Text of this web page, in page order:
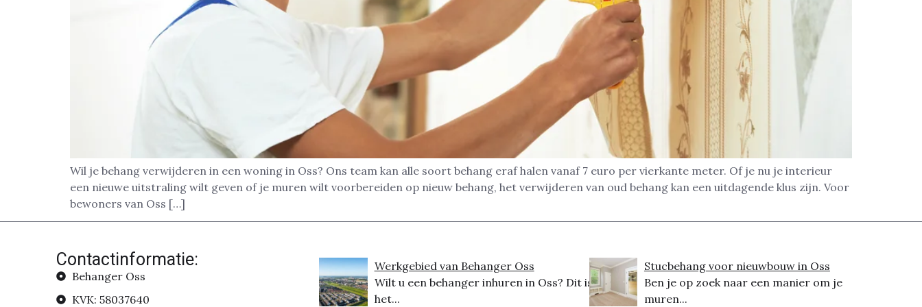
Wil je behang verwijderen in een woning in Oss? Ons team kan alle soort behang eraf halen vanaf 7 euro per vierkante meter. Of je nu je interieur
een nieuwe uitstraling wilt geven of je muren wilt voorbereiden op nieuw behang, het verwijderen van oud behang kan een uitdagende klus zijn. Voor
bewoners van Oss […]
Contactinformatie:
Behanger Oss
KVK: 58037640
Werkgebied van Behanger Oss
Wilt u een behanger inhuren in Oss? Dit is
het...
Stucbehang voor nieuwbouw in Oss
Ben je op zoek naar een manier om je
muren...